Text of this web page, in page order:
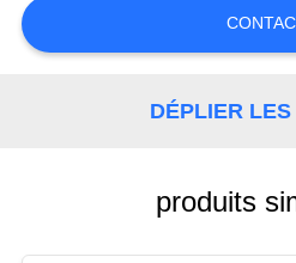
UNE
CITATION
DÉPLIER
produits